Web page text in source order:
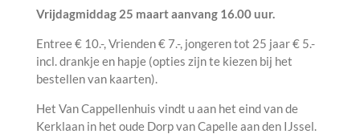
Vrijdagmiddag 25 maart aanvang 16.00 uur.
Entree € 10.-, Vrienden € 7.-, jongeren tot 25 jaar € 5.-
incl. drankje en hapje (opties zijn te kiezen bij het
bestellen van kaarten).
Het Van Cappellenhuis vindt u aan het eind van de
Kerklaan in het oude Dorp van Capelle aan den IJssel.